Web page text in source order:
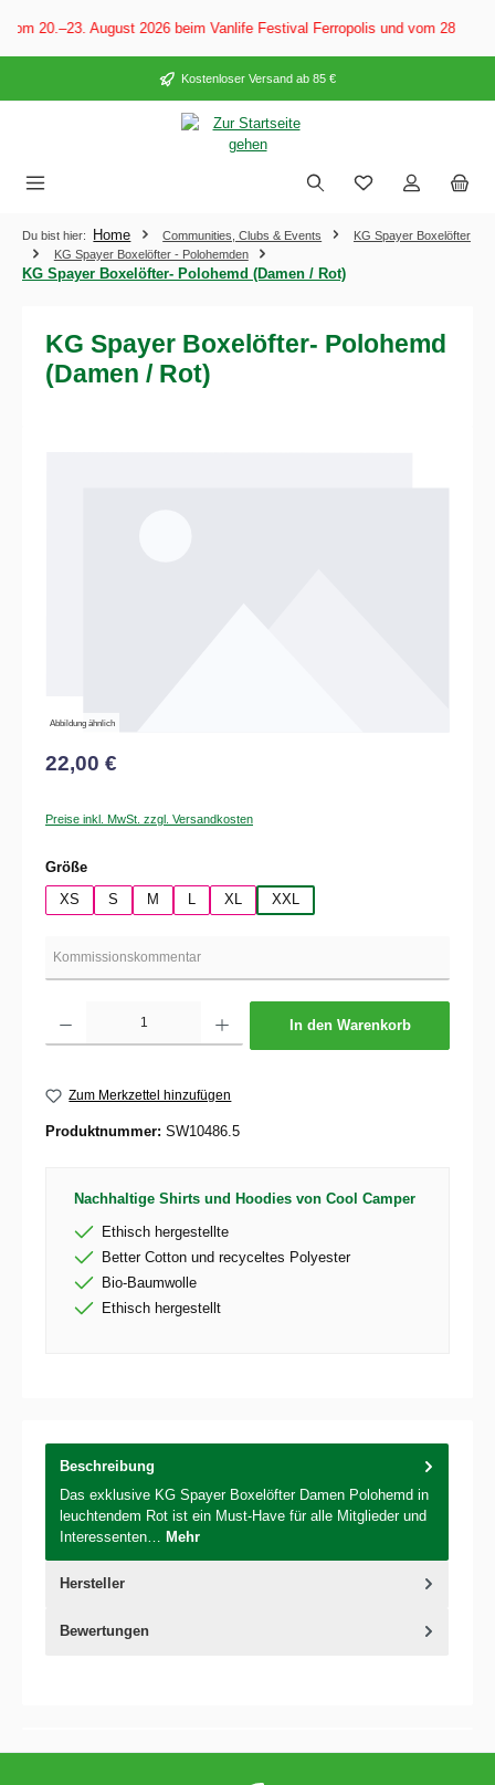
springen
20.–23. August 2026 beim Vanlife Festival Ferropolis und vom 28.
Kostenloser Versand ab 85 €
Du bist hier: Home Communities, Clubs & Events
KG Spayer Boxelöfter
KG Spayer Boxelöfter - Polohemden
KG Spayer Boxelöfter- Polohemd (Damen / Rot)
KG Spayer Boxelöfter- Polohemd
(Damen / Rot)
Abbildung ähnlich
22,00 €
Preise inkl. MwSt. zzgl. Versandkosten
Größeauswählen
XS
S M L XL XXL
In den Warenkorb
Zum Merkzettel hinzufügen
Produktnummer: SW10486.5
Nachhaltige Shirts und Hoodies von Cool Camper
Ethisch hergestellte
Better Cotton und recyceltes Polyester
Bio-Baumwolle
Ethisch hergestellt
Beschreibung
Das exklusive KG Spayer Boxelöfter Damen Polohemd in
leuchtendem Rot ist ein Must-Have für alle Mitglieder und
Interessenten… Mehr
Hersteller
Bewertungen